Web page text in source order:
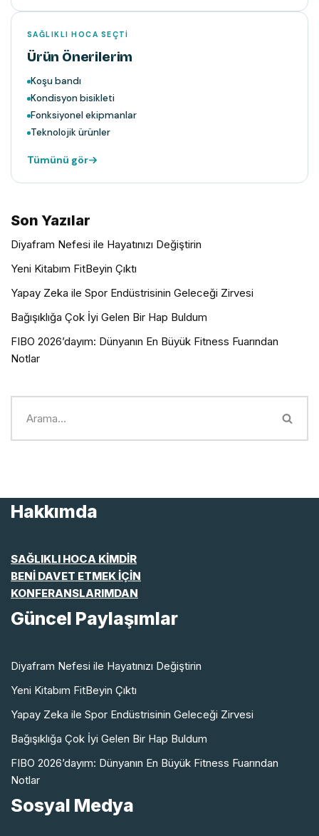
SAĞLIKLI HOCA SEÇTI
Ürün Önerilerim
Koşu bandı
Kondisyon bisikleti
Fonksiyonel ekipmanlar
Teknolojik ürünler
Tümünü gör
Son Yazılar
Diyafram Nefesi ile Hayatınızı Değiştirin
Yeni Kitabım FitBeyin Çıktı
Yapay Zeka ile Spor Endüstrisinin Geleceği Zirvesi
Bağışıklığa Çok İyi Gelen Bir Hap Buldum
FIBO 2026’dayım: Dünyanın En Büyük Fitness Fuarından
Notlar
Hakkımda
SAĞLIKLI HOCA KİMDİR
BENİ DAVET ETMEK İÇİN
KONFERANSLARIMDAN
Güncel Paylaşımlar
Diyafram Nefesi ile Hayatınızı Değiştirin
Yeni Kitabım FitBeyin Çıktı
Yapay Zeka ile Spor Endüstrisinin Geleceği Zirvesi
Bağışıklığa Çok İyi Gelen Bir Hap Buldum
FIBO 2026’dayım: Dünyanın En Büyük Fitness Fuarından
Notlar
Sosyal Medya